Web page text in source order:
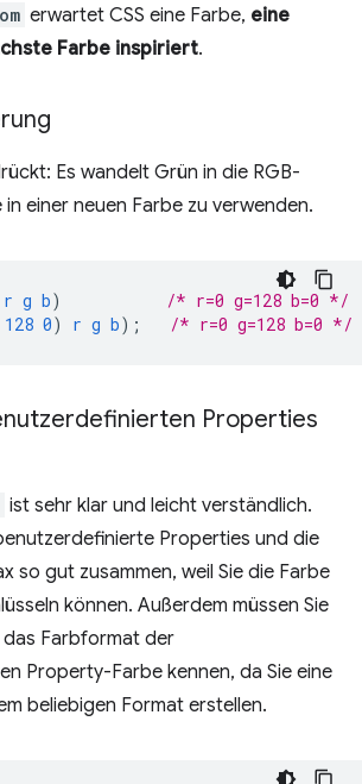
erwartet CSS eine Farbe, eine
Farbe inspiriert.
Es wandelt Grün in die RGB-
in einer neuen Farbe zu verwenden.
r g b)
/* r=0 g=128 b=0 */
128 0) r g b); /* r=0 g=128 b=0 */
Properties
ist sehr klar und leicht verständlich.
Properties und die
so gut zusammen, weil Sie die Farbe
können. Außerdem müssen Sie
Farbformat der
Property-Farbe kennen, da Sie eine
beliebigen Format erstellen.